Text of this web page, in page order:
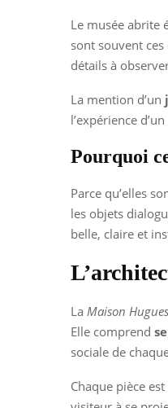
Le musée abrite
sont souvent
détails à
La mention d’un
l’expérience
Pourquoi
Parce qu’elles
les objets
belle, claire et
La Maison
Elle comprend
sociale de
Chaque pièce